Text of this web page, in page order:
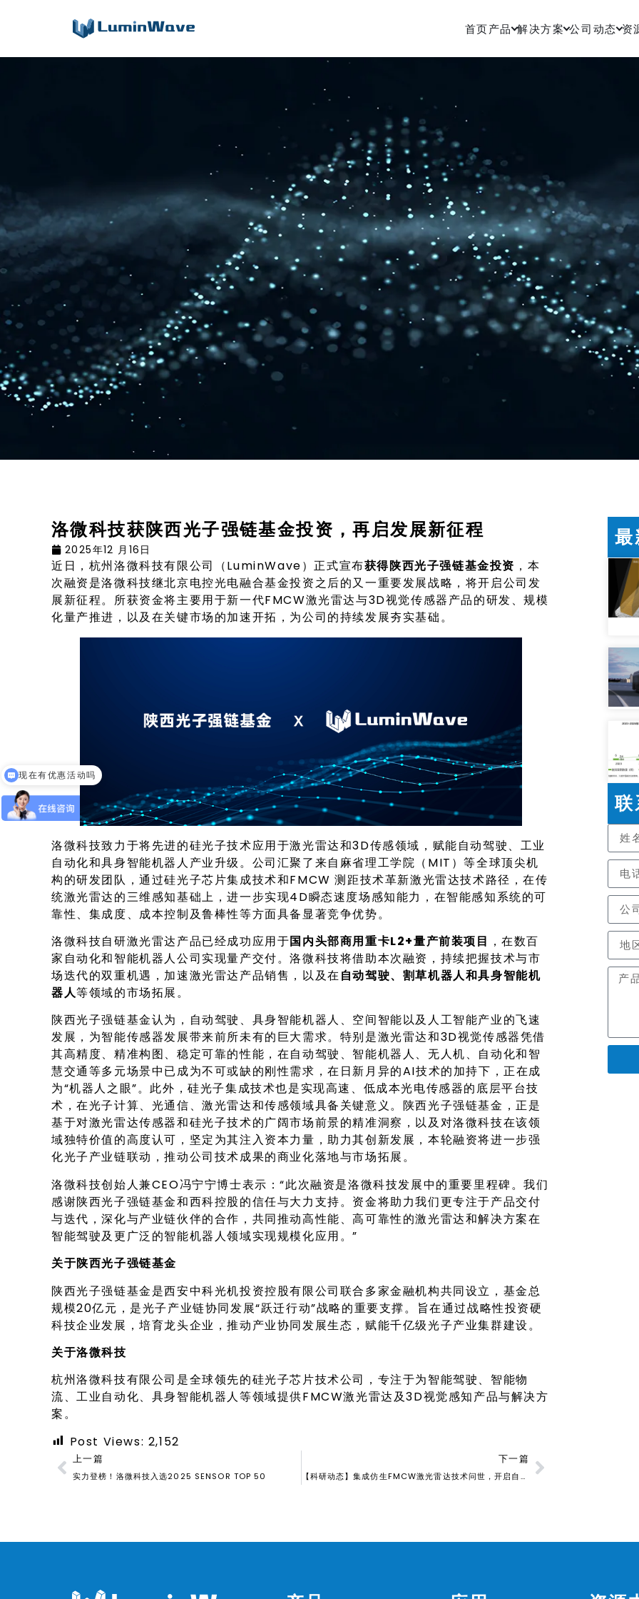
首页产品
F系列
车规级激光雷达，赋能高级辅助驾驶与
自动驾驶
解决方案
软包拆垛解决方案
罐口定位解决方案
托盘识别解决方案
视觉引导与定位解决方案
智能量方与称重解决方案
公司动态 资
洛微科技获陕西光子强链基金投资，再启发展新征程
2025年12 月16日
近日，杭州洛微科技有限公司（LuminWave）正式宣布获得陕西光子强链基金投资 ，本
次融资是洛微科技继北京电控光电融合基金投资之后的又一重要发展战略，将开启公司发
展新征程。所获资金将主要用于新一代FMCW激光雷达与3D视觉传感器产品的研发、规模
化量产推进，以及在关键市场的加速开拓，为公司的持续发展夯实基础。
洛微科技致力于将先进的硅光子技术应用于激光雷达和3D传感领域，赋能自动驾驶、工业
自动化和具身智能机器人产业升级。公司汇聚了来自麻省理工学院（MIT）等全球顶尖机
构的研发团队，通过硅光子芯片集成技术和FMCW 测距技术革新激光雷达技术路径，在传
统激光雷达的三维感知基础上，进一步实现4D瞬态速度场感知能力，在智能感知系统的可
靠性、集成度、成本控制及鲁棒性等方面具备显著竞争优势。
洛微科技自研激光雷达产品已经成功应用于国内头部商用重卡L2+量产前装项目 ，在数百
家自动化和智能机器人公司实现量产交付。洛微科技将借助本次融资，持续把握技术与市
场迭代的双重机遇，加速激光雷达产品销售，以及在自动驾驶、割草机器人和具身智能机
器人等领域的市场拓展。
陕西光子强链基金认为，自动驾驶、具身智能机器人、空间智能以及人工智能产业的飞速
发展，为智能传感器发展带来前所未有的巨大需求。特别是激光雷达和3D视觉传感器凭借
其高精度、精准构图、稳定可靠的性能，在自动驾驶、智能机器人、无人机、自动化和智
慧交通等多元场景中已成为不可或缺的刚性需求，在日新月异的AI技术的加持下，正在成
为“机器人之眼”。此外，硅光子集成技术也是实现高速、低成本光电传感器的底层平台技
术，在光子计算、光通信、激光雷达和传感领域具备关键意义。陕西光子强链基金，正是
基于对激光雷达传感器和硅光子技术的广阔市场前景的精准洞察，以及对洛微科技在该领
域独特价值的高度认可，坚定为其注入资本力量，助力其创新发展，本轮融资将进一步强
化光子产业链联动，推动公司技术成果的商业化落地与市场拓展。
洛微科技创始人兼CEO冯宁宁博士表示：“此次融资是洛微科技发展中的重要里程碑。我们
感谢陕西光子强链基金和西科控股的信任与大力支持。资金将助力我们更专注于产品交付
与迭代，深化与产业链伙伴的合作，共同推动高性能、高可靠性的激光雷达和解决方案在
智能驾驶及更广泛的智能机器人领域实现规模化应用。”
关于陕西光子强链基金
陕西光子强链基金是西安中科光机投资控股有限公司联合多家金融机构共同设立，基金总
规模20亿元，是光子产业链协同发展“跃迁行动”战略的重要支撑。旨在通过战略性投资硬
科技企业发展，培育龙头企业，推动产业协同发展生态，赋能千亿级光子产业集群建设。
关于洛微科技
杭州洛微科技有限公司是全球领先的硅光子芯片技术公司，专注于为智能驾驶、智能物
流、工业自动化、具身智能机器人等领域提供FMCW激光雷达及3D视觉感知产品与解决方
案。
Post Views: 2,152
上一篇
实力登榜！洛微科技入选2025 SENSOR TOP 50
下一篇
【科研动态】集成仿生FMCW激光雷达技术问世，开启自适应4D机器视觉新纪元
最
联
现在有优惠活动吗